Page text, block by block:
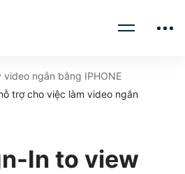
video ngắn bằng IPHONE
trợ cho việc làm video ngắn
In to view